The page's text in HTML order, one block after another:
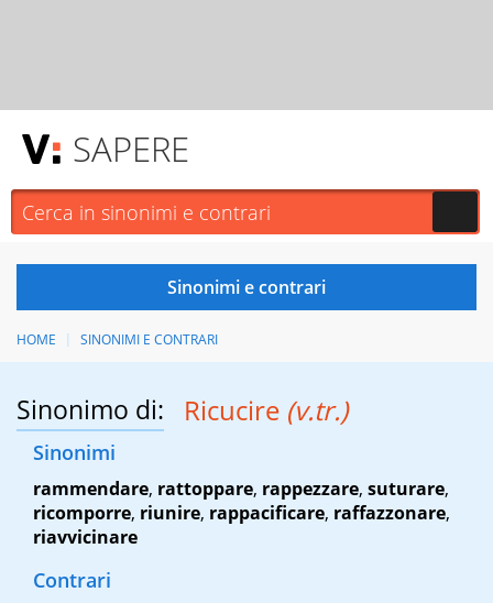
SAPERE
HOME SINONIMI E CONTRARI
Sinonimo di: Ricucire (v.tr.)
Sinonimi
rammendare, rattoppare, rappezzare, suturare,
ricomporre, riunire, rappacificare, raffazzonare,
riavvicinare
Contrari